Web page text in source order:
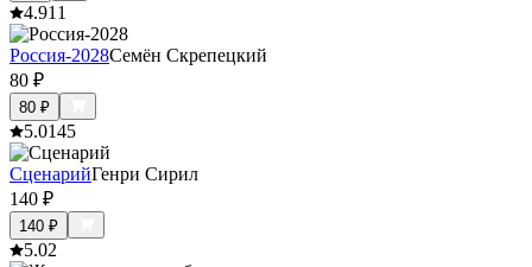
4.911
Россия-2028Семён Скрепецкий
80 ₽
80 ₽
5.0145
СценарийГенри Сирил
140 ₽
140 ₽
5.02